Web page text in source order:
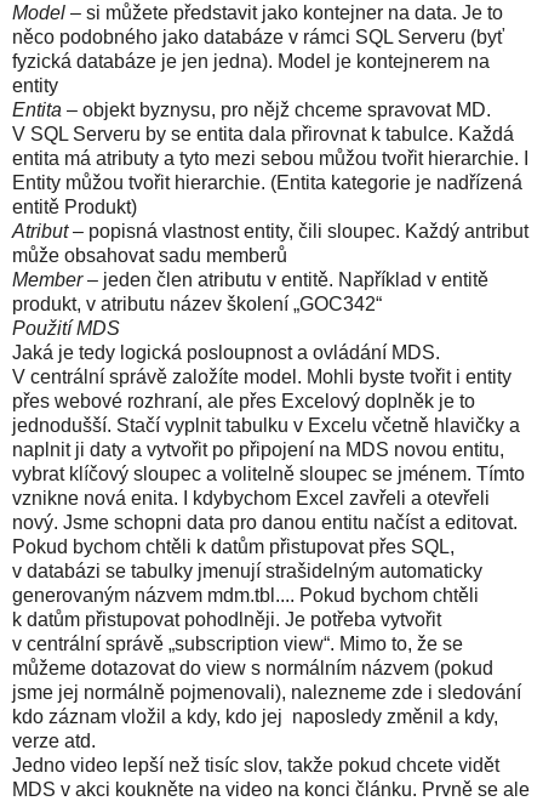
Model – si můžete představit jako kontejner na data. Je to
něco podobného jako databáze v rámci SQL Serveru (byť
fyzická databáze je jen jedna). Model je kontejnerem na
entity
Entita – objekt byznysu, pro nějž chceme spravovat MD.
V SQL Serveru by se entita dala přirovnat k tabulce. Každá
entita má atributy a tyto mezi sebou můžou tvořit hierarchie. I
Entity můžou tvořit hierarchie. (Entita kategorie je nadřízená
entitě Produkt)
Atribut– popisná vlastnost entity, čili sloupec. Každý antribut
může obsahovat sadu memberů
Member– jeden člen atributu v entitě. Například v entitě
produkt, v atributu název školení „GOC342“
Použití MDS
Jaká je tedy logická posloupnost a ovládání MDS.
V centrální správě založíte model. Mohli byste tvořit i entity
přes webové rozhraní, ale přes Excelový doplněk je to
jednodušší. Stačí vyplnit tabulku v Excelu včetně hlavičky a
naplnit ji daty a vytvořit po připojení na MDS novou entitu,
vybrat klíčový sloupec a volitelně sloupec se jménem. Tímto
vznikne nová enita. I kdybychom Excel zavřeli a otevřeli
nový. Jsme schopni data pro danou entitu načíst a editovat.
Pokud bychom chtěli k datům přistupovat přes SQL,
v databázi se tabulky jmenují strašidelným automaticky
generovaným názvem mdm.tbl.... Pokud bychom chtěli
k datům přistupovat pohodlněji. Je potřeba vytvořit
v centrální správě „subscription view“. Mimo to, že se
můžeme dotazovat do view s normálním názvem (pokud
jsme jej normálně pojmenovali), nalezneme zde i sledování
kdo záznam vložil a kdy, kdo jej naposledy změnil a kdy,
verze atd.
Jedno video lepší než tisíc slov, takže pokud chcete vidět
MDS v akci koukněte na video na konci článku. Prvně se ale